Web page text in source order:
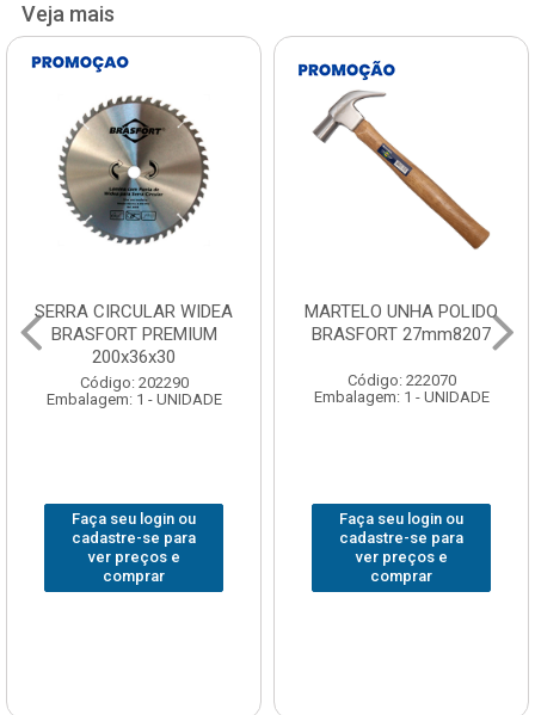
Veja mais
SERRA CIRCULAR WIDEA
BRASFORT PREMIUM
200x36x30
Código: 202290
Embalagem: 1 - UNIDADE
Faça seu login ou
cadastre-se para
ver preços e
comprar
MARTELO UNHA POLIDO
BRASFORT 27mm8207
Código: 222070
Embalagem: 1 - UNIDADE
Faça seu login ou
cadastre-se para
ver preços e
comprar